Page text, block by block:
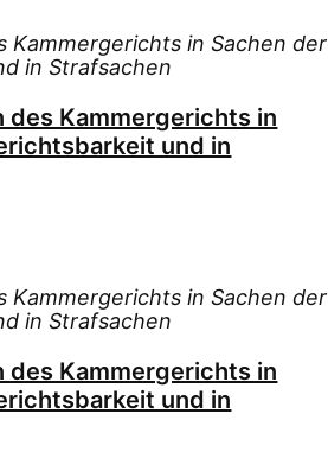
Kammergerichts in Sachen der
in Strafsachen
Kammergerichts in
und in
Kammergerichts in Sachen der
in Strafsachen
Kammergerichts in
und in